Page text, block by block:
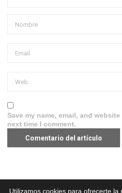
Save my name, email, and
next time I comment.
Aviso legal·Política de
Utilizamos cookies para ofrecerte la